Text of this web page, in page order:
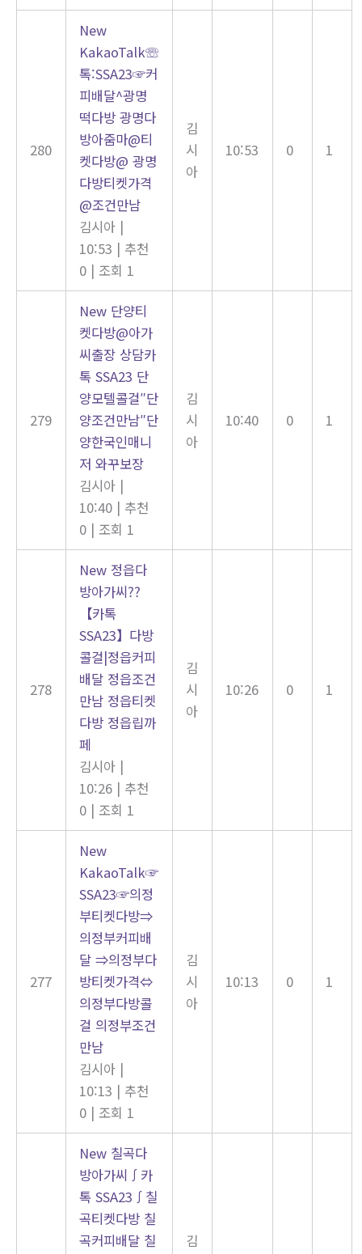
280
New
KakaoTalk☏
톡:SSA23☞커
피배달^광명
떡다방 광명다
방아줌마@티
켓다방@ 광명
다방티켓가격
@조건만남
김시아 |
10:53 | 추천
0 | 조회 1
김
시
아
10:53 0 1
279
New 단양티
켓다방@아가
씨출장 상담카
톡 SSA23 단
양모텔콜걸″단
양조건만남″단
양한국인매니
저 와꾸보장
김시아 |
10:40 | 추천
0 | 조회 1
김
시
아
10:40 0 1
278
New 정읍다
방아가씨??
【카톡
SSA23】다방
콜걸|정읍커피
배달 정읍조건
만남 정읍티켓
다방 정읍립까
페
김시아 |
10:26 | 추천
0 | 조회 1
김
시
아
10:26 0 1
277
New
KakaoTalk☞
SSA23☞의정
부티켓다방⇒
의정부커피배
달 ⇒의정부다
방티켓가격⇔
의정부다방콜
걸 의정부조건
만남
김시아 |
10:13 | 추천
0 | 조회 1
김
시
아
10:13 0 1
New 칠곡다
방아가씨∫카
톡 SSA23∫칠
곡티켓다방 칠
곡커피배달 칠
김